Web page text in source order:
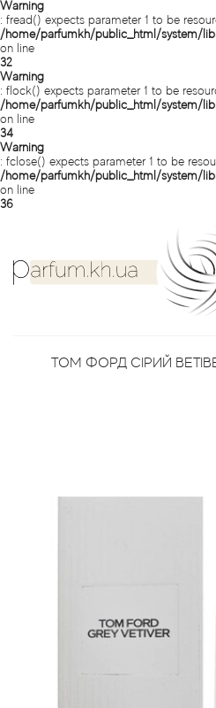
Warning
: fread() expects parameter 1 to be
/home/parfumkh/public_html/system/
on line
32
Warning
: flock() expects parameter 1 to be
/home/parfumkh/public_html/system/
on line
34
Warning
: fclose() expects parameter 1 to be
/home/parfumkh/public_html/system/
on line
36
ТОМ ФОРД СІРИЙ
Absolument Parfumeur
Acca Kappa
Acqua di Parma
Acqua di Sardegna
Aj Arabia (Widian)
Контакти
Cтатті